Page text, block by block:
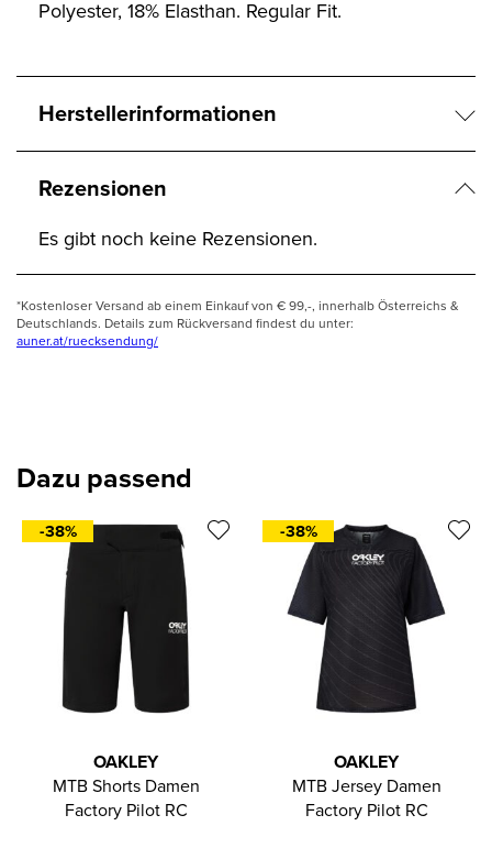
Polyester, 18% Elasthan. Regular Fit.
Herstellerinformationen
Rezensionen
Es gibt noch keine Rezensionen.
*Kostenloser Versand ab einem Einkauf von € 99,-, innerhalb Österreichs &
Deutschlands. Details zum Rückversand findest du unter:
auner.at/ruecksendung/
Dazu passend
-38%
OAKLEY
MTB Shorts Damen
Factory Pilot RC
-38%
OAKLEY
MTB Jersey Damen
Factory Pilot RC